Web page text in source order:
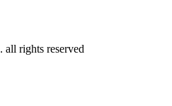
rights reserved